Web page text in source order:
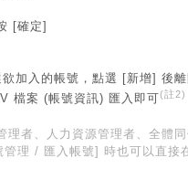
[確定]
加入的帳號，點選 [新增] 後
檔案 (帳號資訊) 匯入即可(註2)
者、人力資源管理者、全體
理 / 匯入帳號] 時也可以直接